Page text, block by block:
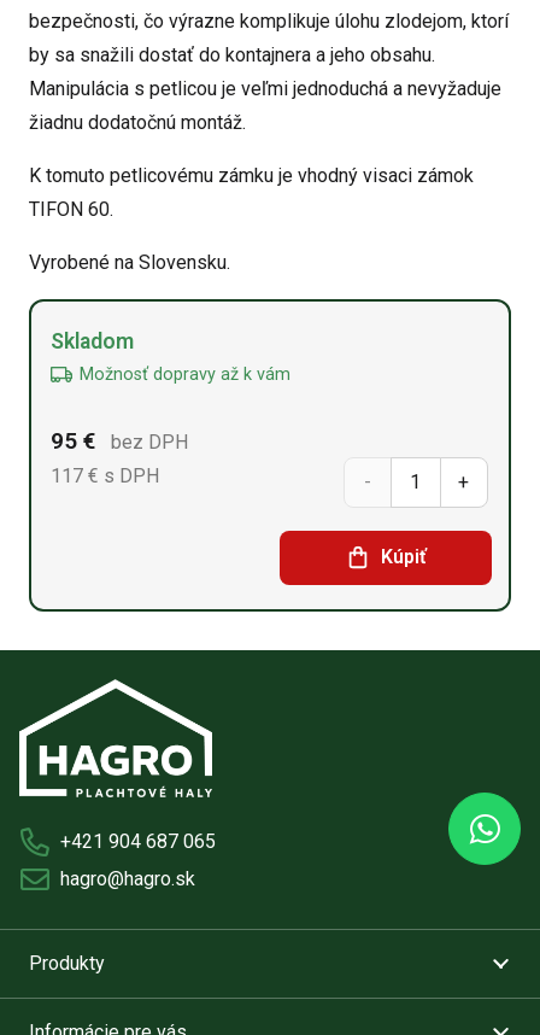
bezpečnosti, čo výrazne komplikuje úlohu zlodejom, ktorí
by sa snažili dostať do kontajnera a jeho obsahu.
Manipulácia s petlicou je veľmi jednoduchá a nevyžaduje
žiadnu dodatočnú montáž.
K tomuto petlicovému zámku je vhodný visaci zámok
TIFON 60.
Vyrobené na Slovensku.
množstvo
Security
lock
Kúpiť
Alternative:
Skladom
Možnosť dopravy až k vám
95 €
bez DPH
117 € s DPH
+421 904 687 065
hagro@hagro.sk
Produkty